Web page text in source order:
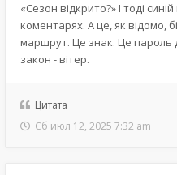
«Сезон відкрито?» І тоді
коментарях. А це, як відомо,
маршрут. Це знак. Це пароль
закон - вітер.
Цитата
Сб июл 12, 2025 7:32 am